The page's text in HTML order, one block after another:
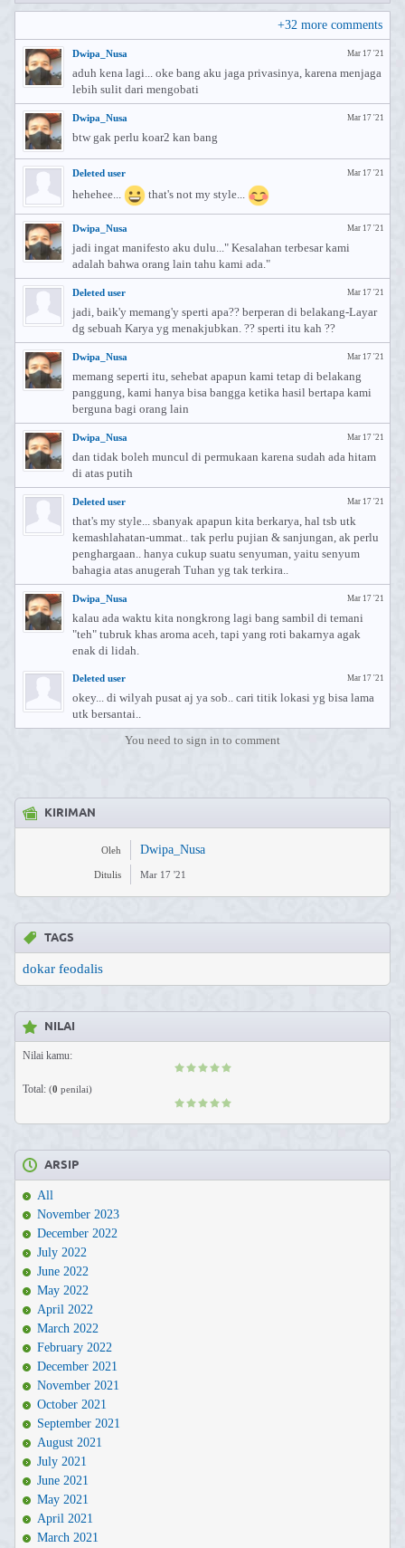
+32 more comments
Mar 17 '21
Dwipa_Nusa
aduh kena lagi... oke bang aku jaga privasinya, karena menjaga
lebih sulit dari mengobati
Mar 17 '21
Dwipa_Nusa
btw gak perlu koar2 kan bang
Mar 17 '21
Deleted user
hehehee... that's not my style...
Mar 17 '21
Dwipa_Nusa
jadi ingat manifesto aku dulu..." Kesalahan terbesar kami
adalah bahwa orang lain tahu kami ada."
Mar 17 '21
Deleted user
jadi, baik'y memang'y sperti apa?? berperan di belakang-Layar
dg sebuah Karya yg menakjubkan. ?? sperti itu kah ??
Mar 17 '21
Dwipa_Nusa
memang seperti itu, sehebat apapun kami tetap di belakang
panggung, kami hanya bisa bangga ketika hasil bertapa kami
berguna bagi orang lain
Mar 17 '21
Dwipa_Nusa
dan tidak boleh muncul di permukaan karena sudah ada hitam
di atas putih
Mar 17 '21
Deleted user
that's my style... sbanyak apapun kita berkarya, hal tsb utk
kemashlahatan-ummat.. tak perlu pujian & sanjungan, ak perlu
penghargaan.. hanya cukup suatu senyuman, yaitu senyum
bahagia atas anugerah Tuhan yg tak terkira..
Mar 17 '21
Dwipa_Nusa
kalau ada waktu kita nongkrong lagi bang sambil di temani
"teh" tubruk khas aroma aceh, tapi yang roti bakarnya agak
enak di lidah.
Mar 17 '21
Deleted user
okey... di wilyah pusat aj ya sob.. cari titik lokasi yg bisa lama
utk bersantai..
You need to sign in to comment
KIRIMAN
Oleh Dwipa_Nusa
Ditulis Mar 17 '21
TAGS
dokar feodalis
NILAI
Nilai kamu:
Total: (0 penilai)
ARSIP
All
November 2023
December 2022
July 2022
June 2022
May 2022
April 2022
March 2022
February 2022
December 2021
November 2021
October 2021
September 2021
August 2021
July 2021
June 2021
May 2021
April 2021
March 2021